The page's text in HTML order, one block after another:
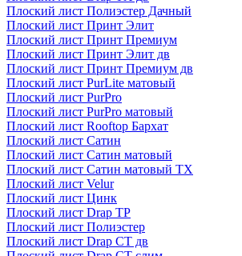
Плоский лист Полиэстер Дачный
Плоский лист Принт Элит
Плоский лист Принт Премиум
Плоский лист Принт Элит дв
Плоский лист Принт Премиум дв
Плоский лист PurLite матовый
Плоский лист PurPro
Плоский лист PurPro матовый
Плоский лист Rooftop Бархат
Плоский лист Сатин
Плоский лист Сатин матовый
Плоский лист Сатин матовый TX
Плоский лист Velur
Плоский лист Цинк
Плоский лист Drap ТР
Плоский лист Полиэстер
Плоский лист Drap СТ дв